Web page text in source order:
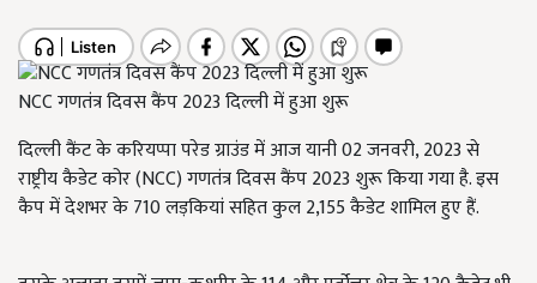
NCC गणतंत्र दिवस कैंप 2023 दिल्ली में हुआ शुरू
दिल्ली कैंट के करियप्पा परेड ग्राउंड में आज यानी 02 जनवरी, 2023 से
राष्ट्रीय कैडेट कोर (NCC) गणतंत्र दिवस कैंप 2023 शुरू किया गया है. इस
कैप में देशभर के 710 लड़कियां सहित कुल 2,155 कैडेट शामिल हुए हैं.